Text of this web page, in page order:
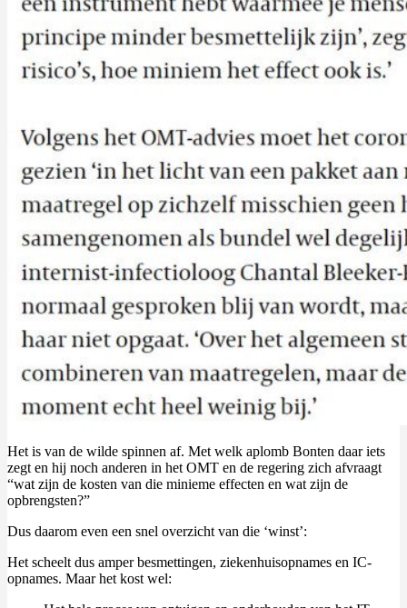
Het is van de wilde spinnen af. Met welk aplomb Bonten daar iets
zegt en hij noch anderen in het OMT en de regering zich afvraagt
“wat zijn de kosten van die minieme effecten en wat zijn de
opbrengsten?”
Dus daarom even een snel overzicht van die ‘winst’:
Het scheelt dus amper besmettingen, ziekenhuisopnames en IC-
opnames. Maar het kost wel: